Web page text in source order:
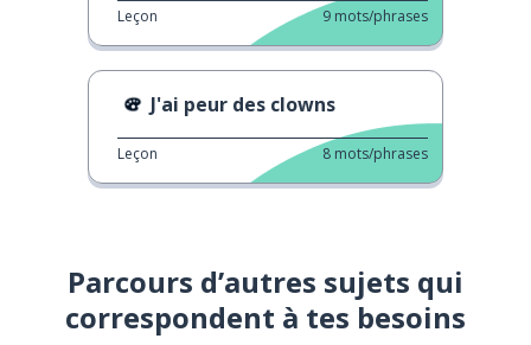
Leçon 9 mots/phrases
J'ai peur des clowns
Leçon 8 mots/phrases
Parcours d’autres sujets qui
correspondent à tes besoins